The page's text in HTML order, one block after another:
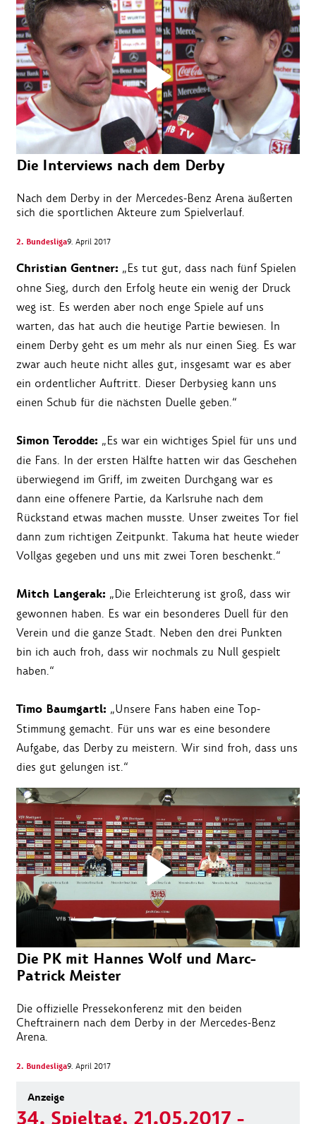
Die Interviews nach dem Derby
Nach dem Derby in der Mercedes-Benz Arena äußerten
sich die sportlichen Akteure zum Spielverlauf.
2. Bundesliga9. April 2017
Christian Gentner: „Es tut gut, dass nach fünf Spielen
ohne Sieg, durch den Erfolg heute ein wenig der Druck
weg ist. Es werden aber noch enge Spiele auf uns
warten, das hat auch die heutige Partie bewiesen. In
einem Derby geht es um mehr als nur einen Sieg. Es war
zwar auch heute nicht alles gut, insgesamt war es aber
ein ordentlicher Auftritt. Dieser Derbysieg kann uns
einen Schub für die nächsten Duelle geben.“
Simon Terodde: „Es war ein wichtiges Spiel für uns und
die Fans. In der ersten Hälfte hatten wir das Geschehen
überwiegend im Griff, im zweiten Durchgang war es
dann eine offenere Partie, da Karlsruhe nach dem
Rückstand etwas machen musste. Unser zweites Tor fiel
dann zum richtigen Zeitpunkt. Takuma hat heute wieder
Vollgas gegeben und uns mit zwei Toren beschenkt.“
Mitch Langerak: „Die Erleichterung ist groß, dass wir
gewonnen haben. Es war ein besonderes Duell für den
Verein und die ganze Stadt. Neben den drei Punkten
bin ich auch froh, dass wir nochmals zu Null gespielt
haben.“
Timo Baumgartl: „Unsere Fans haben eine Top-
Stimmung gemacht. Für uns war es eine besondere
Aufgabe, das Derby zu meistern. Wir sind froh, dass uns
dies gut gelungen ist.“
Die PK mit Hannes Wolf und Marc-
Patrick Meister
Die offizielle Pressekonferenz mit den beiden
Cheftrainern nach dem Derby in der Mercedes-Benz
Arena.
2. Bundesliga9. April 2017